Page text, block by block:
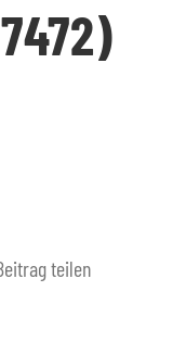
teilen